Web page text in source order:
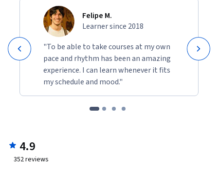
Felipe M.
Learner since 2018
"To be able to take courses at my own
pace and rhythm has been an amazing
experience. I can learn whenever it fits
my schedule and mood."
4.9
352reviews